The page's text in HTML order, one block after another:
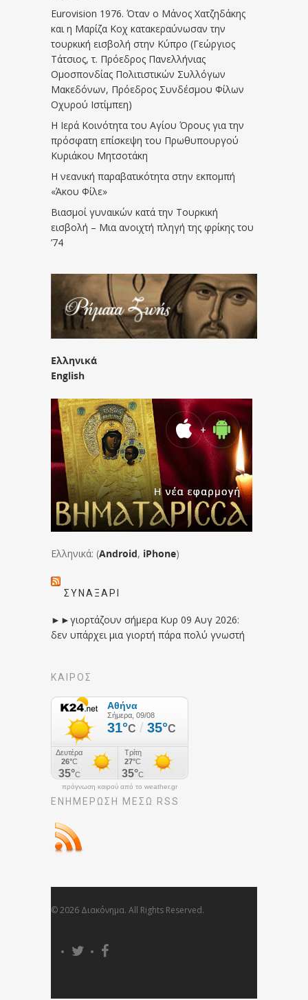
Eurovision 1976. Όταν ο Μάνος Χατζηδάκης
και η Μαρίζα Κοχ κατακεραύνωσαν την
τουρκική εισβολή στην Κύπρο (Γεώργιος
Τάτσιος, τ. Πρόεδρος Πανελλήνιας
Ομοσπονδίας Πολιτιστικών Συλλόγων
Μακεδόνων, Πρόεδρος Συνδέσμου Φίλων
Οχυρού Ιστίμπεη)
Η Ιερά Κοινότητα του Αγίου Όρους για την
πρόσφατη επίσκεψη του Πρωθυπουργού
Κυριάκου Μητσοτάκη
Η νεανική παραβατικότητα στην εκπομπή
«Άκου Φίλε»
Βιασμοί γυναικών κατά την Τουρκική
εισβολή – Μια ανοιχτή πληγή της φρίκης του
’74
Ελληνικά
English
Ελληνικά: (Android, iPhone)
ΣΥΝΑΞΆΡΙ
►►γιορτάζουν σήμερα Κυρ 09 Αυγ 2026:
δεν υπάρχει μια γιορτή πάρα πολύ γνωστή
ΚΑΙΡΟΣ
πρόγνωση καιρού από το weather.gr
ΕΝΗΜΈΡΩΣΉ ΜΕΣΩ RSS
© 2026 Διακόνημα. All Rights Reserved.